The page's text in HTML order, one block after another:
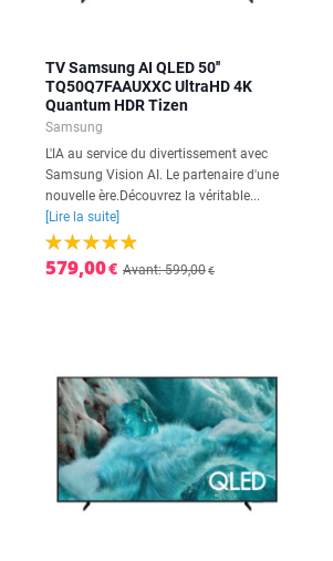
TV Samsung AI QLED 50''
TQ50Q7FAAUXXC UltraHD 4K
Quantum HDR Tizen
Samsung
L'IA au service du divertissement avec
Samsung Vision AI. Le partenaire d'une
nouvelle ère.Découvrez la véritable...
[Lire la suite]
579,00€ Avant: 599,00€